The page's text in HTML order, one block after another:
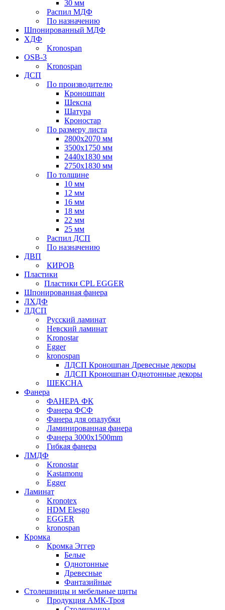
30 мм
Распил МДФ
По назначению
Шпонированный МДФ
ХДФ
Kronospan
OSB-3
Kronospan
ДСП
По производителю
Кроношпан
Шексна
Шатура
Кроностар
По размеру листа
2800х2070 мм
3500х1750 мм
2440х1830 мм
2750х1830 мм
По толщине
10 мм
12 мм
16 мм
18 мм
22 мм
25 мм
Распил ДСП
По назначению
ДВП
КИРОВ
Пластики
Пластики CPL EGGER
Шпонированная фанера
ЛХДФ
ЛДСП
Русский ламинат
Невский ламинат
Kronostar
Egger
kronospan
ЛДСП Кроношпан Древесные декоры
ЛДСП Кроношпан Однотонные декоры
ШЕКСНА
Фанера
ФАНЕРА ФК
Фанера ФСФ
Фанера для опалубки
Ламинированная фанера
Фанера 3000х1500mm
Гибкая фанера
ЛМДФ
Kronostar
Kastamonu
Egger
Ламинат
Kronotex
HDM Elesgo
EGGER
kronospan
Кромка
Кромка Эггер
Белые
Однотонные
Древесные
Фантазийные
Столешницы и мебельные щиты
Продукция АМК-Троя